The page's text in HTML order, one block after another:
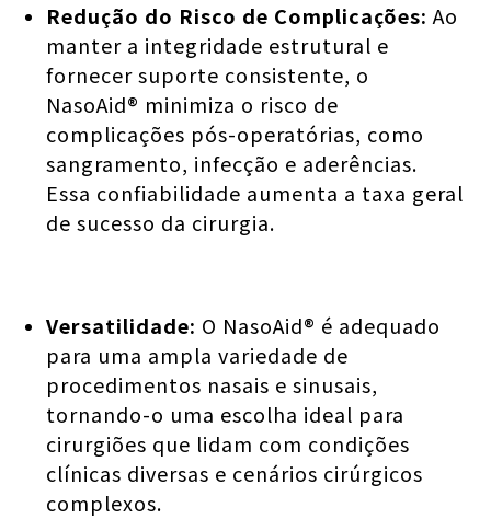
Redução do Risco de Complicações: Ao
manter a integridade estrutural e
fornecer suporte consistente, o
NasoAid® minimiza o risco de
complicações pós-operatórias, como
sangramento, infecção e aderências.
Essa confiabilidade aumenta a taxa geral
de sucesso da cirurgia.
Versatilidade: O NasoAid® é adequado
para uma ampla variedade de
procedimentos nasais e sinusais,
tornando-o uma escolha ideal para
cirurgiões que lidam com condições
clínicas diversas e cenários cirúrgicos
complexos.